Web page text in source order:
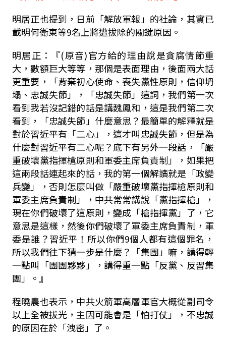
明居正也提到，日前「解放軍報」的社論，其實已
載明何衛東等9名上將遭拔除的關鍵原因。
明居正：『(原音)官方給的理由說是貪腐情節重
大，數額巨大等等，那個是表面理由，後面兩大話
更重要，「背棄初心使命、喪失黨性原則，信仰坍
塌、忠誠失節」，「忠誠失節」這詞，我們第一次
看到我若沒記錯的話是講魏鳳和，這是我們第二次
看到，「忠誠失節」什麼意思？最簡單的解釋就是
對於習近平有「二心」，這才叫忠誠失節，但是為
什麼對習近平有二心呢？底下有另外一段話，「嚴
重破壞黨指揮槍原則和軍委主席負責制」，如果把
這兩段話連起來的話，我的第一個解讀就是「政變
兵變」，否則怎麼叫做「嚴重破壞黨指揮槍原則和
軍委主席負責制」，中共常常講說「黨指揮槍」，
現在你們破壞了這原則，變成「槍指揮黨」了，它
意思是這樣，然後你們破壞了軍委主席負責制，軍
委是誰？習近平！所以你們9個人都有這個罪名，
所以我們往下猜一步是什麼？「集團」嘛，講得輕
一點叫「團團夥夥」，講得重一點「反黨、反習集
團」。』
程曉農也表示，中共火箭軍高層軍官大概從副司令
以上全被拔光，主因可能會是「怕打仗」，不忠誠
的原因在於「洩密」了。